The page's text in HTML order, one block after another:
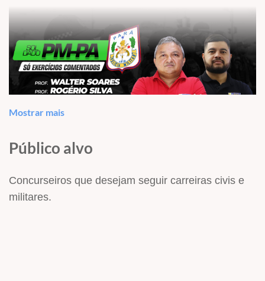
Mostrar mais
Público alvo
Concurseiros que desejam seguir carreiras civis e
militares.